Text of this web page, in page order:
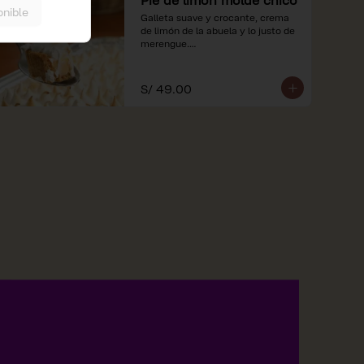
Galleta suave y crocante, crema
de limón de la abuela y lo justo de
merengue.
expresados en soles e incluyen
impuestos de ley y recargo al
S/ 49.00